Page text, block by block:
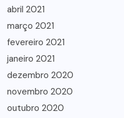
abril 2021
março 2021
fevereiro 2021
janeiro 2021
dezembro 2020
novembro 2020
outubro 2020